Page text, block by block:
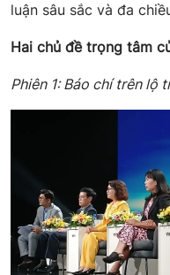
luận sâu sắc và đa
Hai chủ đề trọng tâm
Phiên 1: Báo chí trên lộ